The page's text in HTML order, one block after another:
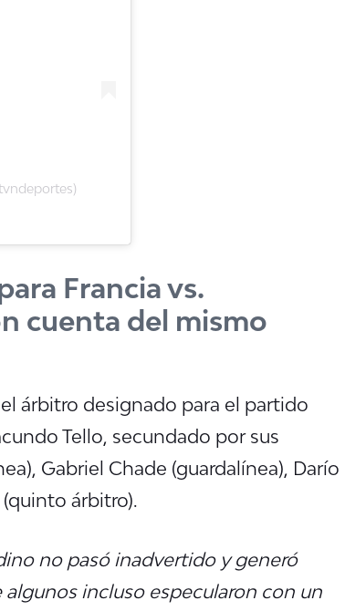
Francia vs.
cuenta del mismo
árbitro designado para el partido
Tello, secundado por sus
Gabriel Chade (guardalínea), Darío
árbitro).
no pasó inadvertido y generó
incluso especularon con un